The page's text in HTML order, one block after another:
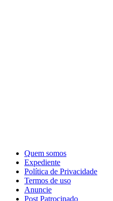
Quem somos
Expediente
Política de Privacidade
Termos de uso
Anuncie
Post Patrocinado